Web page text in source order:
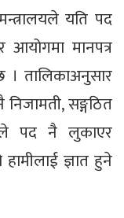
यति पद
आयोगमा मानपत्र
। तालिकाअनुसार
सङ्गठित
पद नै लुकाएर
ज्ञात हुने